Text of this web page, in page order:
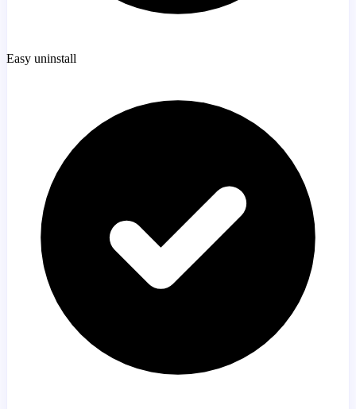
Easy uninstall